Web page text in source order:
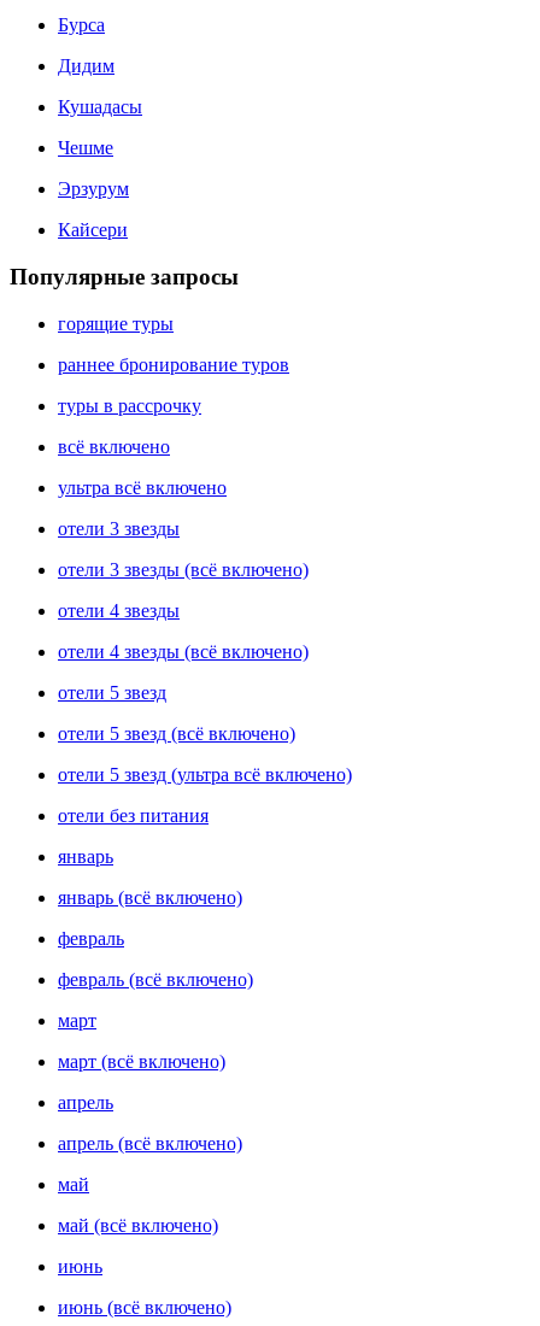
Бурса
Дидим
Кушадасы
Чешме
Эрзурум
Кайсери
Популярные запросы
горящие туры
раннее бронирование туров
туры в рассрочку
всё включено
ультра всё включено
отели 3 звезды
отели 3 звезды (всё включено)
отели 4 звезды
отели 4 звезды (всё включено)
отели 5 звезд
отели 5 звезд (всё включено)
отели 5 звезд (ультра всё включено)
отели без питания
январь
январь (всё включено)
февраль
февраль (всё включено)
март
март (всё включено)
апрель
апрель (всё включено)
май
май (всё включено)
июнь
июнь (всё включено)